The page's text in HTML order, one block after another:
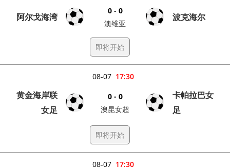
阿尔戈海湾
0 - 0
澳维亚
波克海尔
即将开始
17:30
08-07
黄金海岸联
女足
0 - 0
澳昆女超
卡帕拉巴女
足
即将开始
17:30
08-07